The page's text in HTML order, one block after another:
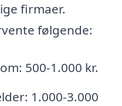
firmaer.
følgende:
500-1.000 kr.
1.000-3.000